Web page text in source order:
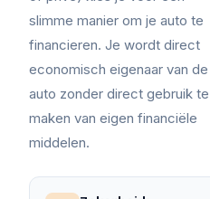
slimme manier om je auto te
financieren. Je wordt direct
economisch eigenaar van de
auto zonder direct gebruik te
maken van eigen financiële
middelen.